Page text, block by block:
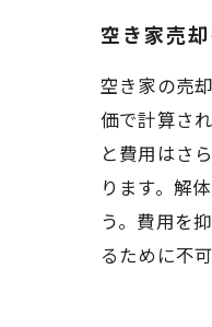
空き家売
空き家の売
価で計算さ
と費用はさ
ります。解
う。費用を
るために不